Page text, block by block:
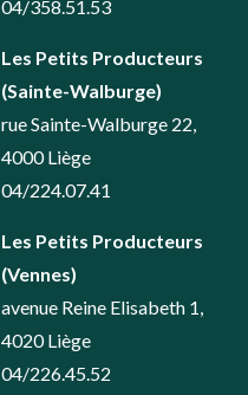
04/358.51.53
Les Petits Producteurs
(Sainte-Walburge)
rue Sainte-Walburge 22,
4000 Liège
04/224.07.41
Les Petits Producteurs
(Vennes)
avenue Reine Elisabeth 1,
4020 Liège
04/226.45.52